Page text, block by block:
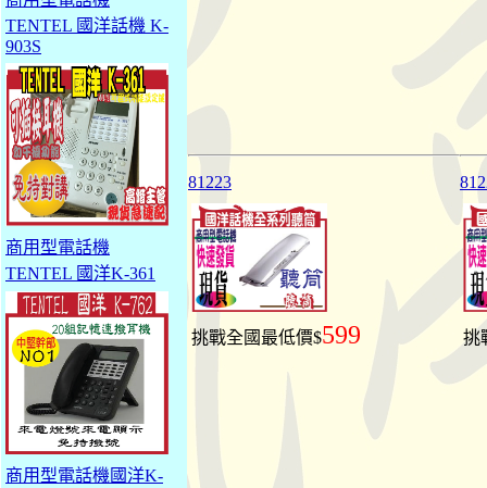
TENTEL 國洋話機 K-
903S
商用型電話機
TENTEL 國洋K-361
商用型電話機國洋K-
81223
挑戰全國最低價$599 挑